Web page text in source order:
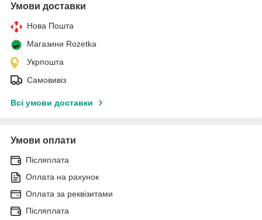
Умови доставки
Нова Пошта
Магазини Rozetka
Укрпошта
Самовивіз
Всі умови доставки
Умови оплати
Післяплата
Оплата на рахунок
Оплата за реквізитами
Післяплата